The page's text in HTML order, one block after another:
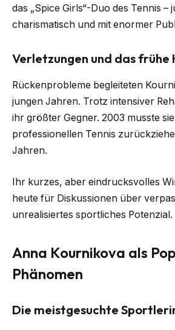
das „Spice Girls“-Duo des Tennis
charismatisch und mit enormer
Verletzungen und das
Rückenprobleme begleiteten
jungen Jahren. Trotz intensiver
ihr größter Gegner. 2003 musste
professionellen Tennis
Jahren.
Ihr kurzes, aber eindrucksvolles
heute für Diskussionen über
unrealisiertes sportliches Potenzial.
Anna Kournikova als
Phänomen
Die meistgesuchte